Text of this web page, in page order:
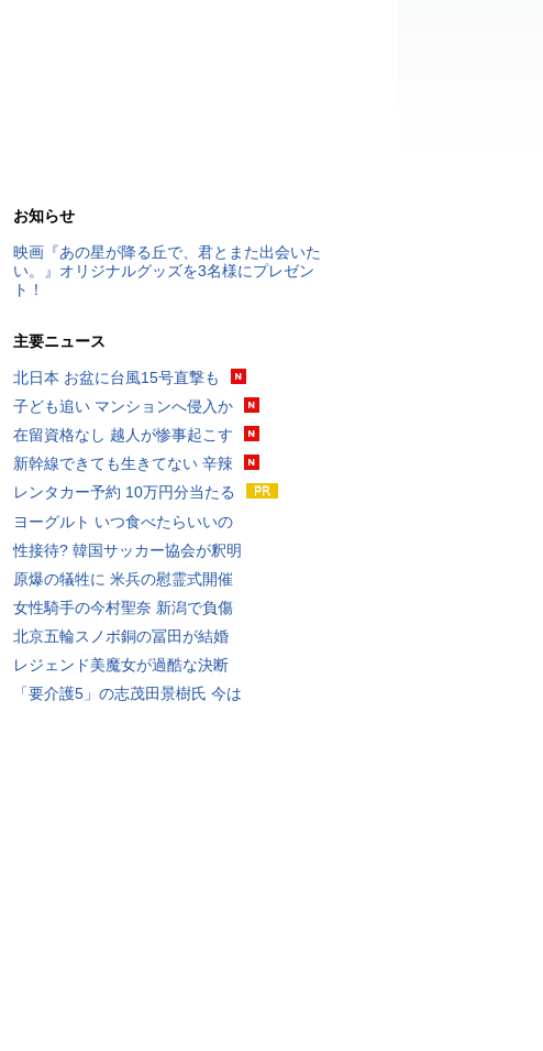
お知らせ
映画『あの星が降る丘で、君とまた出会いた
い。』オリジナルグッズを3名様にプレゼン
ト！
主要ニュース
北日本 お盆に台風15号直撃も
子ども追い マンションへ侵入か
在留資格なし 越人が惨事起こす
新幹線できても生きてない 辛辣
レンタカー予約 10万円分当たる
ヨーグルト いつ食べたらいいの
性接待? 韓国サッカー協会が釈明
原爆の犠牲に 米兵の慰霊式開催
女性騎手の今村聖奈 新潟で負傷
北京五輪スノボ銅の冨田が結婚
レジェンド美魔女が過酷な決断
「要介護5」の志茂田景樹氏 今は